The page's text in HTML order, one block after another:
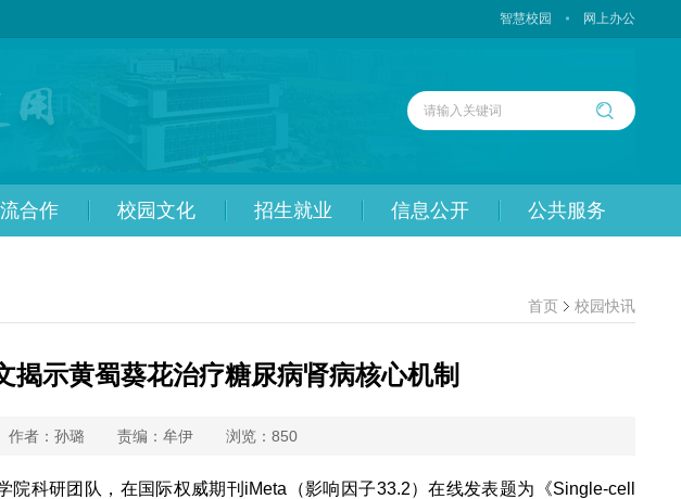
智慧校园 网上办公
合作 校园文化 招生就业 信息公开 公共服务
首页 校园快讯
示黄蜀葵花治疗糖尿病肾病核心机制
作者：孙璐 责编：牟伊 浏览： 850
科研团队，在国际权威期刊iMeta（影响因子33.2）在线发表题为《Single-cell